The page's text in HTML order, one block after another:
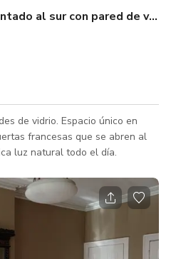
al sur con pared de vidrio
de vidrio. Espacio único en
francesas que se abren al
luz natural todo el día.